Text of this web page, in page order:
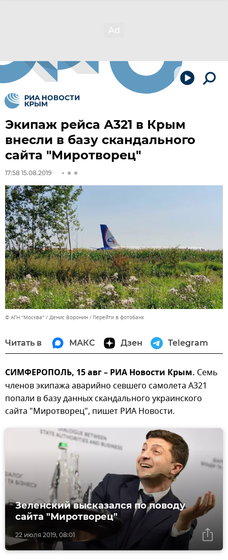
Экипаж рейса А321 в Крым
внесли в базу скандального
сайта "Миротворец"
17:58 15.08.2019
© АГН "Москва" / Денис Воронин Перейти в фотобанк
Читать в МАКС Дзен Telegram
СИМФЕРОПОЛЬ, 15 авг – РИА Новости Крым. Семь
членов экипажа аварийно севшего самолета А321
попали в базу данных скандального украинского
сайта "Миротворец", пишет РИА Новости.
22 июля 2019, 08:01
Зеленский высказался по поводу
сайта "Миротворец"